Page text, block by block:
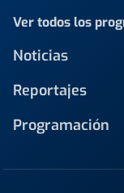
Ver todos los
Noticias
Reportajes
Programación